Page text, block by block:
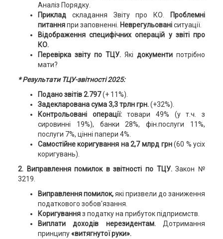
Аналіз Порядку.
Приклад складання Звіту про КО.
Проблемні
питанняпри заповненні. Неврегульованіситуації.
Відображення специфічних операцій у звіті про
КО.
Перевірка звіту по ТЦУ.Якідокументипотрібно
мати?
* Результати ТЦУ-звітності 2025:
Подано звітів 2.797(+ 11%).
Задекларована сума 3,3 трлн грн.(+32%).
Контрольовані операції:товари 49% (у т.ч. з
сировинні 19%), банки 28%, фін.послуги 11%,
послуги 7%, цінні папери 4%.
Самостійне коригування на 2,7 млрд грн(60 % усіх
коригувань).
2. Виправлення помилок в звітності по ТЦУ.Закон №
3219.
Виправлення помилок,які призвели до заниження
податкового зобов'язання.
Коригуванняз податку на прибуток підприємств.
Виплати доходів
нерезидентам.Дотримання
принципу«витягнутої руки».